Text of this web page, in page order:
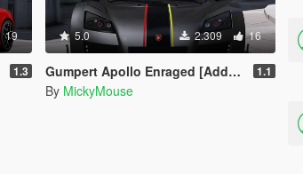
19
1.3
5.0 2.309 16
Gumpert Apollo Enraged [Add On] 1.1
By MickyMouse